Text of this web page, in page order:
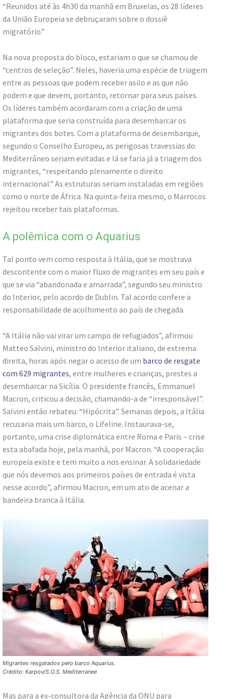
“Reunidos até às 4h30 da manhã em Bruxelas, os 28 líderes
da União Europeia se debruçaram sobre o dossiê
migratório.”
Na nova proposta do bloco, estariam o que se chamou de
“centros de seleção”. Neles, haveria uma espécie de triagem
entre as pessoas que podem receber asilo e as que não
podem e que devem, portanto, retornar para seus países.
Os líderes também acordaram com a criação de uma
plataforma que seria construída para desembarcar os
migrantes dos botes. Com a plataforma de desembarque,
segundo o Conselho Europeu, as perigosas travessias do
Mediterrâneo seriam evitadas e lá se faria já a triagem dos
migrantes, “respeitando plenamente o direito
internacional.” As estruturas seriam instaladas em regiões
como o norte de África. Na quinta-feira mesmo, o Marrocos
rejeitou receber tais plataformas.
A polêmica com o Aquarius
Tal ponto vem como resposta à Itália, que se mostrava
descontente com o maior fluxo de migrantes em seu país e
que se via “abandonada e amarrada”, segundo seu ministro
do Interior, pelo acordo de Dublin. Tal acordo confere a
responsabilidade de acolhimento ao país de chegada.
“A Itália não vai virar um campo de refugiados”, afirmou
Matteo Salvini, ministro do Interior italiano, de extrema
direita, horas após negar o acesso de um barco de resgate
com 629 migrantes, entre mulheres e crianças, prestes a
desembarcar na Sicília. O presidente francês, Emmanuel
Macron, criticou a decisão, chamando-a de “irresponsável”.
Salvini então rebateu: “Hipócrita”. Semanas depois, a Itália
recusaria mais um barco, o Lifeline. Instaurava-se,
portanto, uma crise diplomática entre Roma e Paris – crise
esta abafada hoje, pela manhã, por Macron. “A cooperação
europeia existe e tem muito a nos ensinar. A solidariedade
que nós devemos aos primeiros países de entrada é vista
nesse acordo”, afirmou Macron, em um ato de acenar a
bandeira branca à Itália.
Migrantes resgatados pelo barco Aquarius.
Crédito: Karpov/S.O.S. Mediterranee
Mas para a ex-consultora da Agência da ONU para